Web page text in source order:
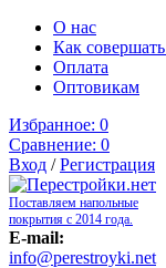
О нас
Как
Оплата
Оптовикам
Избранное: 0
Сравнение: 0
Вход /Регистрация
Поставляем напольные
покрытия с 2014 года.
E-mail:
info@perestroyki.net